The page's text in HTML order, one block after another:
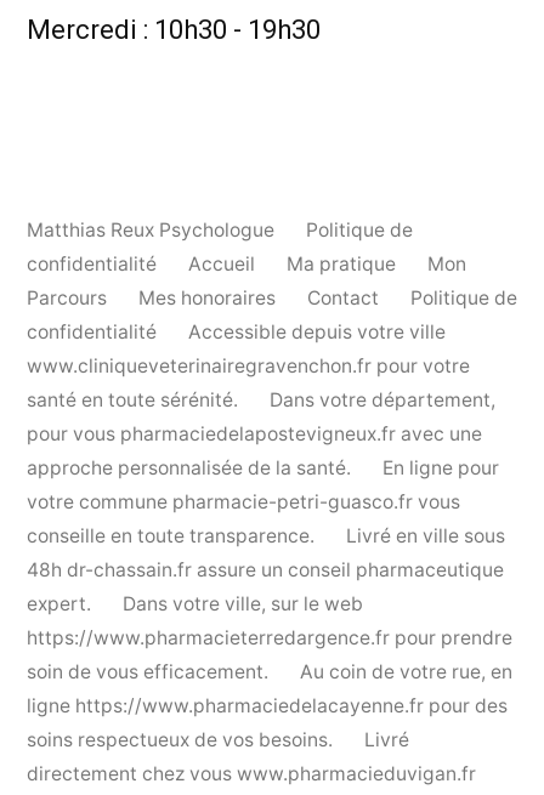
Mercredi : 10h30 - 19h30
Matthias Reux Psychologue
Politique de
confidentialité
Accueil Ma pratique
Mon
Parcours
Mes honoraires Contact
Politique de
confidentialité
Accessible depuis votre ville
www.cliniqueveterinairegravenchon.fr pour votre
santé en toute sérénité.
Dans votre département,
pour vous pharmaciedelapostevigneux.fr avec une
approche personnalisée de la santé.
En ligne pour
votre commune pharmacie-petri-guasco.fr vous
conseille en toute transparence.
Livré en ville sous
48h dr-chassain.fr assure un conseil pharmaceutique
expert.
Dans votre ville, sur le web
https://www.pharmacieterredargence.fr pour prendre
soin de vous efficacement.
Au coin de votre rue, en
ligne https://www.pharmaciedelacayenne.fr pour des
soins respectueux de vos besoins.
Livré
directement chez vous www.pharmacieduvigan.fr